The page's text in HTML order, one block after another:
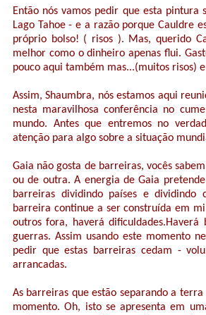
Então nós vamos pedir que esta pintura
Lago Tahoe - e a razão porque Cauldre
próprio bolso! ( risos ). Mas, querido
melhor como o dinheiro apenas flui.
pouco aqui também mas...(muitos risos)
Assim, Shaumbra, nós estamos aqui
nesta maravilhosa conferência no
mundo. Antes que entremos no
atenção para algo sobre a situação
Gaia não gosta de barreiras, vocês
ou de outra. A energia de Gaia
barreiras dividindo países e dividindo
barreira continue a ser construída em
outros fora, haverá
guerras. Assim usando este momento
pedir que estas barreiras cedam -
arrancadas.
As barreiras que estão separando a terra
momento. Oh, isto se apresenta em